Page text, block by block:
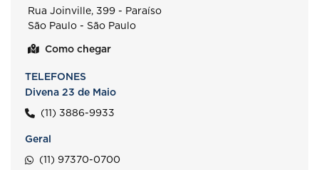
Rua Joinville, 399 - Paraíso
São Paulo - São Paulo
Como chegar
TELEFONES
Divena 23 de Maio
(11) 3886-9933
Geral
(11) 97370-0700